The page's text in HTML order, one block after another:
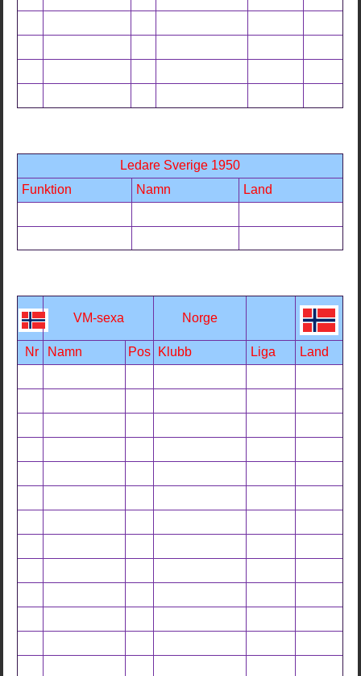
Ledare Sverige 1950
Funktion
Namn Land
VM-sexa Norge
Nr Namn Pos Klubb Liga Land